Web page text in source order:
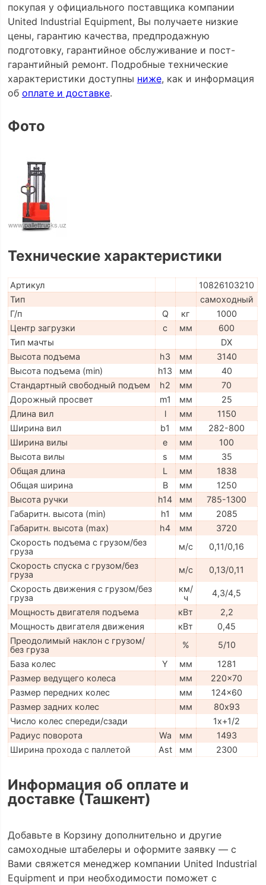
покупая у официального поставщика компании
United Industrial Equipment, Вы получаете низкие
цены, гарантию качества, предпродажную
подготовку, гарантийное обслуживание и пост-
гарантийный ремонт. Подробные технические
характеристики доступны ниже, как и информация
об оплате и доставке.
Фото
Технические характеристики
Артикул
10826103210
Тип
самоходный
Г/п
Q кг
1000
Центр загрузки
c мм
600
Тип мачты
DX
Высота подъема
h3 мм
3140
Высота подъема (min)
h13 мм
40
Стандартный свободный подъем
h2 мм
70
Дорожный просвет
m1 мм
25
Длина вил
l мм
1150
Ширина вил
b1 мм
282-800
Ширина вилы
e мм
100
Высота вилы
s мм
35
Общая длина
L мм
1838
Общая ширина
B мм
1250
Высота ручки
h14 мм
785-1300
Габаритн. высота (min)
h1 мм
2085
Габаритн. высота (max)
h4 мм
3720
Скорость подъема с грузом/без
груза
м/с
0,11/0,16
Скорость спуска с грузом/без
груза
м/с
0,13/0,11
Скорость движения с грузом/без
груза
км/
ч
4,3/4,5
Мощность двигателя подъема
кВт
2,2
Мощность двигателя движения
кВт
0,45
Преодолимый наклон с грузом/
без груза
%
5/10
База колес
Y мм
1281
Размер ведущего колеса
мм
220x70
Размер передних колес
мм
124x60
Размер задних колес
мм
80х93
Число колес спереди/сзади
1x+1/2
Радиус поворота
Wa мм
1493
Ширина прохода с паллетой
Ast мм 2300
Информация об оплате и
доставке (Ташкент)
Добавьте в Корзину дополнительно и другие
самоходные штабелеры и оформите заявку — с
Вами свяжется менеджер компании United Industrial
Equipment и при необходимости поможет с